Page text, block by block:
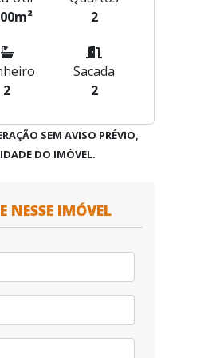
2
2
Sacada
2
SEM AVISO PRÉVIO,
DO IMÓVEL.
NESSE IMÓVEL